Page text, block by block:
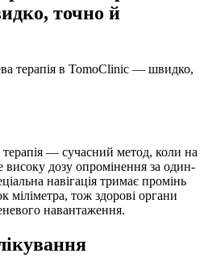
точно й
— сучасний метод, коли на
дозу опромінення за один-
навігація тримає промінь
міліметра, тож здорові органи
навантаження.